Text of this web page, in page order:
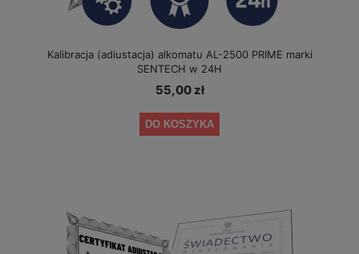
Kalibracja (adiustacja) alkomatu AL-2500 PRIME marki
SENTECH w 24H
55,00 zł
DO KOSZYKA